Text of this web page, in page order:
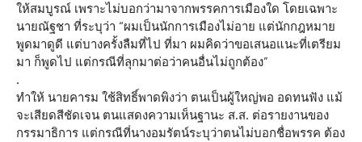
ให้สมบูรณ์ เพราะไม่บอกว่ามาจากพรรคการเมืองใด โดยเฉพาะ
นายณัฐชา ที่ระบุว่า “ผมเป็นนักการเมืองไม่อาย แต่นักกฎหมาย
พูดมาดูดี แต่บางครั้งลืมที่ไป ที่มา ผมคิดว่าขอเสนอแนะที่เตรียม
มา ก็พูดไป แต่กรณีที่ลุกมาต่อว่าคนอื่นไม่ถูกต้อง”
.
ทำให้ นายคารม ใช้สิทธิ์พาดพิงว่า ตนเป็นผู้ใหญ่พอ อดทนฟัง แม้
จะเสียดสีชัดเจน ตนแสดงความเห็นฐานะ ส.ส. ต่อรายงานของ
กรรมาธิการ แต่กรณีที่นางอมรัตน์ระบุว่าตนไม่บอกชื่อพรรค ต้อง